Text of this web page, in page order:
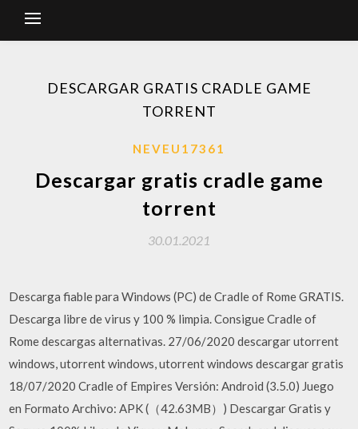
DESCARGAR GRATIS CRADLE GAME
TORRENT
NEVEU17361
Descargar gratis cradle game
torrent
30.01.2021
Descarga fiable para Windows (PC) de Cradle of Rome GRATIS.
Descarga libre de virus y 100 % limpia. Consigue Cradle of
Rome descargas alternativas. 27/06/2020 descargar utorrent
windows, utorrent windows, utorrent windows descargar gratis
18/07/2020 Cradle of Empires Versión: Android (3.5.0) Juego
en Formato Archivo: APK (（42.63MB）) Descargar Gratis y